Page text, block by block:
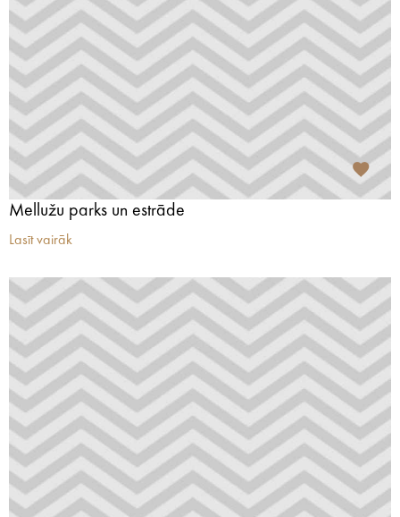
Mellužu parks un estrāde
Lasīt vairāk